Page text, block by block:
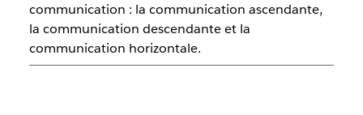
communication : la communication ascendante,
la communication descendante et la
communication horizontale.